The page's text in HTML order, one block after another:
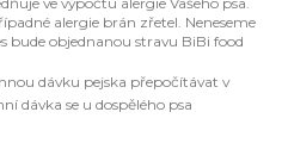
alergie brán zřetel. Neneseme
bude objednanou stravu BiBi food
dávku pejska přepočítávat v
dávka se u dospělého psa